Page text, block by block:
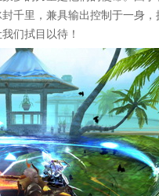
千里，兼具输出控制于一身
们拭目以待！